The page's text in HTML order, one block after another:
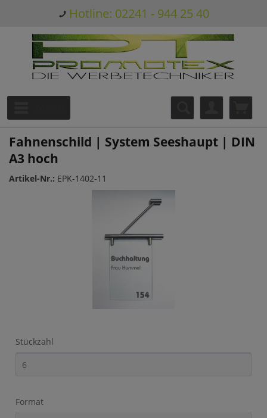
Hotline: 02241 - 944 25 40
Fahnenschild | System Seeshaupt | DIN
A3 hoch
Artikel-Nr.: EPK-1402-11
Stückzahl
Format